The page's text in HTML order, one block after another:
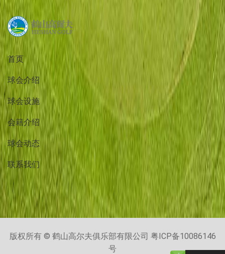
首页
球会介绍
球会设施
会籍介绍
球会动态
联系我们
版权所有 © 鹤山高尔夫俱乐部有限公司 粤ICP备10086146
号